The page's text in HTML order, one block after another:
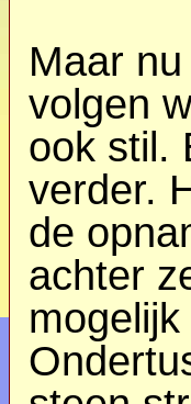
Maar
volgen
ook stil.
verder.
de
achter